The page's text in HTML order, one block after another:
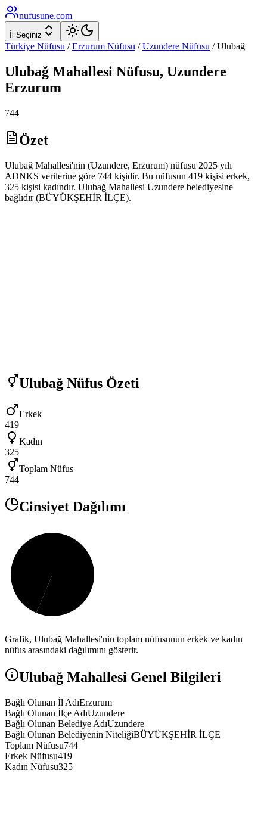
nufusune.com
İl Seçiniz
Türkiye Nüfusu / Erzurum Nüfusu / Uzundere Nüfusu /Ulubağ
Ulubağ Mahallesi Nüfusu, Uzundere
Erzurum
744
Özet
Ulubağ Mahallesi'nin (Uzundere, Erzurum) nüfusu 2025 yılı
ADNKS verilerine göre 744 kişidir. Bu nüfusun 419 kişisi erkek,
325 kişisi kadındır. Ulubağ Mahallesi Uzundere belediyesine
bağlıdır (BÜYÜKŞEHİR İLÇE).
Ulubağ Nüfus Özeti
Erkek
419
Kadın
325
Toplam Nüfus
744
Cinsiyet Dağılımı
Grafik, Ulubağ Mahallesi'nin toplam nüfusunun erkek ve kadın
nüfus arasındaki dağılımını gösterir.
Ulubağ Mahallesi Genel Bilgileri
Bağlı Olunan İl AdıErzurum
Bağlı Olunan İlçe AdıUzundere
Bağlı Olunan Belediye AdıUzundere
Bağlı Olunan Belediyenin NiteliğiBÜYÜKŞEHİR İLÇE
Toplam Nüfusu744
Erkek Nüfusu419
Kadın Nüfusu325